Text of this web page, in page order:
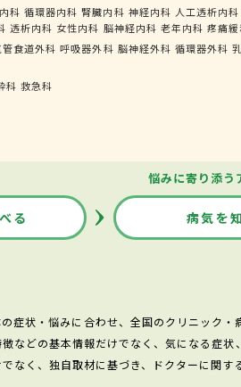
科 循環器内科 腎臓内科 神経内科 人工透析内科
透析内科 女性内科 脳神経内科 老年内科 疼痛
管食道外科 呼吸器外科 脳神経外科 循環器外科
科 救急科
悩みに寄り添う
る 病気を
症状・悩みに合わせ、全国のクリニック
などの基本情報だけでなく、気になる症
なく、独自取材に基づき、ドクターに関す